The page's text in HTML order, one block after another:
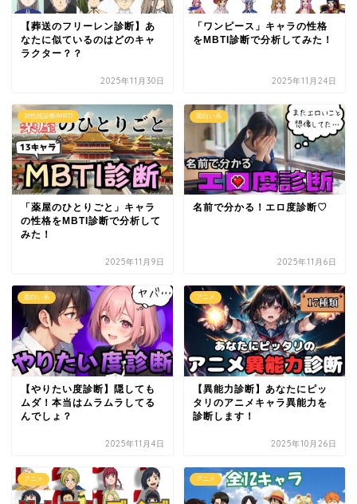
【葬送のフリーレン診断】あ
なたに似ているのはどのキャ
ラクター？？
2025年11月30日
「ワンピース」キャラの性格
をMBTI診断で分析してみた！
2025年11月24日
16性格診断/MBTI
「薬屋のひとりごと」キャラ
の性格をMBTI診断で分析して
みた！
2025年11月9日
面白い系
名前で分かる！エロ度診断♡
2025年11月6日
面白い系
【やりたい度診断】隠しても
ムダ！本当はムラムラしてる
んでしょ？
2025年11月4日
アニメ
【異能力診断】あなたにピッ
タリのアニメキャラ異能力を
診断します！
2025年10月26日
アニメ アニメ